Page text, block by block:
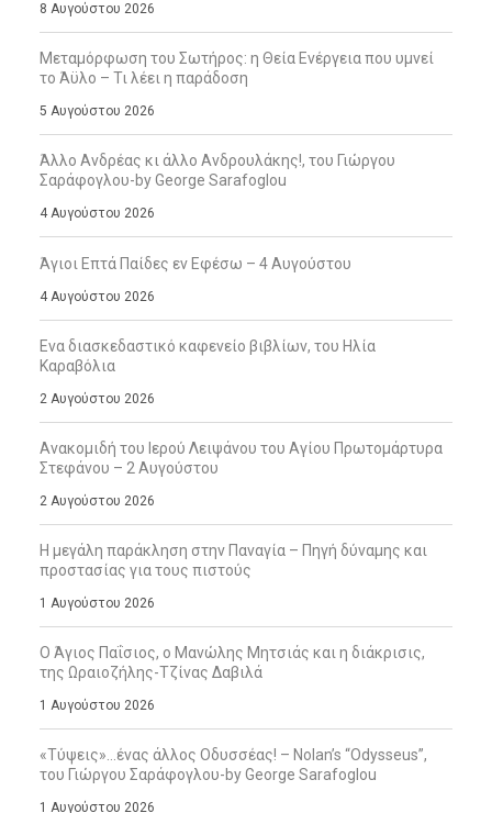
8 Αυγούστου 2026
Μεταμόρφωση του Σωτήρος: η Θεία Ενέργεια που υμνεί
το Άϋλο – Τι λέει η παράδοση
5 Αυγούστου 2026
Άλλο Ανδρέας κι άλλο Ανδρουλάκης!, του Γιώργου
Σαράφογλου-by George Sarafoglou
4 Αυγούστου 2026
Άγιοι Επτά Παίδες εν Εφέσω – 4 Αυγούστου
4 Αυγούστου 2026
Ενα διασκεδαστικό καφενείο βιβλίων, του Ηλία
Καραβόλια
2 Αυγούστου 2026
Ανακομιδή του Ιερού Λειψάνου του Αγίου Πρωτομάρτυρα
Στεφάνου – 2 Αυγούστου
2 Αυγούστου 2026
Η μεγάλη παράκληση στην Παναγία – Πηγή δύναμης και
προστασίας για τους πιστούς
1 Αυγούστου 2026
Ο Άγιος Παΐσιος, ο Μανώλης Μητσιάς και η διάκρισις,
της Ωραιοζήλης-Τζίνας Δαβιλά
1 Αυγούστου 2026
«Τύψεις»…ένας άλλος Οδυσσέας! – Nolan’s “Odysseus”,
του Γιώργου Σαράφογλου-by George Sarafoglou
1 Αυγούστου 2026